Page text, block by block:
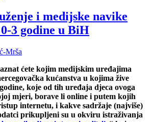
i medijske navike
3 godine u BiH
Mrša
ćete kojim medijskim uređajima
kućanstva u kojima žive
koje od tih uređaja djeca ovoga
mjeri, borave li online i putem kojih
internetu, i kakve sadržaje (najviše)
prikupljeni su u okviru istraživanja